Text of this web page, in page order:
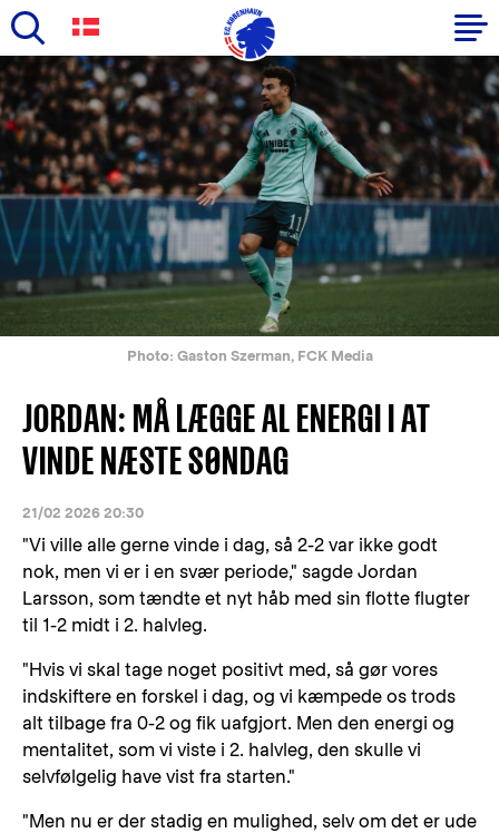
Skip
to
main
content
Primary
navigation
-
English
Photo: Gaston Szerman, FCK Media
JORDAN: MÅ LÆGGE AL ENERGI I AT
VINDE NÆSTE SØNDAG
21/02 2026 20:30
"Vi ville alle gerne vinde i dag, så 2-2 var ikke godt
nok, men vi er i en svær periode," sagde Jordan
Larsson, som tændte et nyt håb med sin flotte flugter
til 1-2 midt i 2. halvleg.
"Hvis vi skal tage noget positivt med, så gør vores
indskiftere en forskel i dag, og vi kæmpede os trods
alt tilbage fra 0-2 og fik uafgjort. Men den energi og
mentalitet, som vi viste i 2. halvleg, den skulle vi
selvfølgelig have vist fra starten."
"Men nu er der stadig en mulighed, selv om det er ude